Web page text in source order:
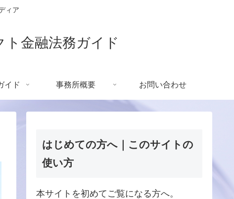
ィア
ト金融法務ガイド
イド 事務所概要 お問い合わせ
はじめての方へ｜このサイトの
使い方
本サイトを初めてご覧になる方へ。